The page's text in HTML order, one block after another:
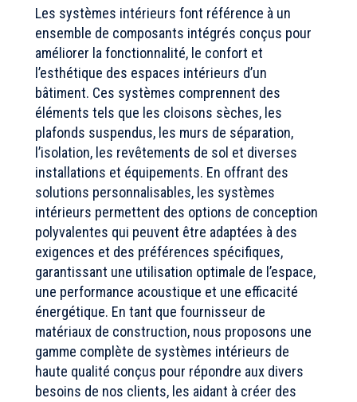
Les systèmes intérieurs font référence à un
ensemble de composants intégrés conçus pour
améliorer la fonctionnalité, le confort et
l’esthétique des espaces intérieurs d’un
bâtiment. Ces systèmes comprennent des
éléments tels que les cloisons sèches, les
plafonds suspendus, les murs de séparation,
l’isolation, les revêtements de sol et diverses
installations et équipements. En offrant des
solutions personnalisables, les systèmes
intérieurs permettent des options de conception
polyvalentes qui peuvent être adaptées à des
exigences et des préférences spécifiques,
garantissant une utilisation optimale de l’espace,
une performance acoustique et une efficacité
énergétique. En tant que fournisseur de
matériaux de construction, nous proposons une
gamme complète de systèmes intérieurs de
haute qualité conçus pour répondre aux divers
besoins de nos clients, les aidant à créer des